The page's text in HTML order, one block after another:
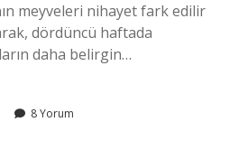
meyveleri nihayet fark edilir
dördüncü haftada
daha belirgin…
8 Yorum